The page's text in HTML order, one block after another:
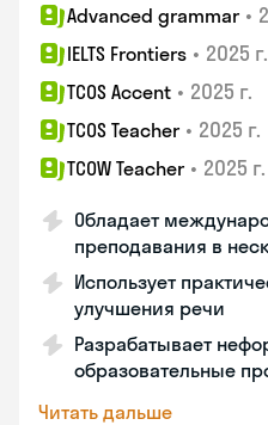
Advanced grammar •
IELTS Frontiers • 2025 г.
TCOS Accent • 2025 г.
TCOS Teacher • 2025 г.
TCOW Teacher • 2025 г.
Обладает
преподавания в
Использует
улучшения речи
Разрабатывает
образовательные
Читать дальше